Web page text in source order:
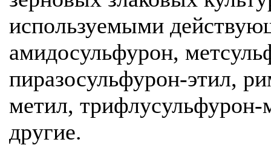
используемыми
амидосульфурон,
пиразосульфурон-этил,
метил,
другие.